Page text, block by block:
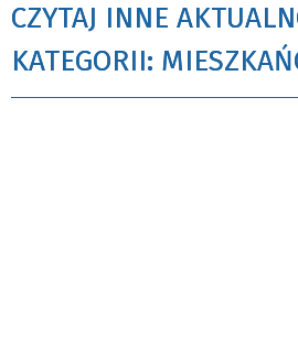
CZYTAJ INNE
KATEGORII: